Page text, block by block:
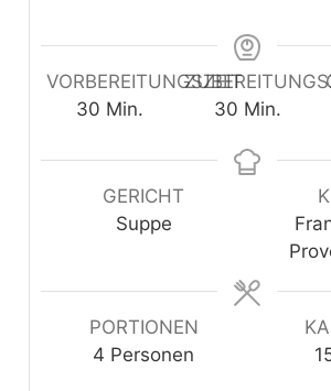
VORBEREITUNGSZEIT
30Minuten
Min.
30Minuten
Min.
GERICHT
Suppe
PORTIONEN
4 Personen